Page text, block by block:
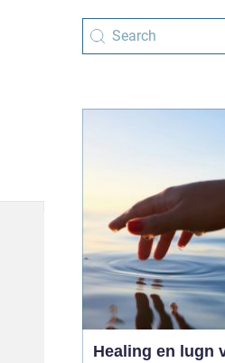
Healing en lugn väg